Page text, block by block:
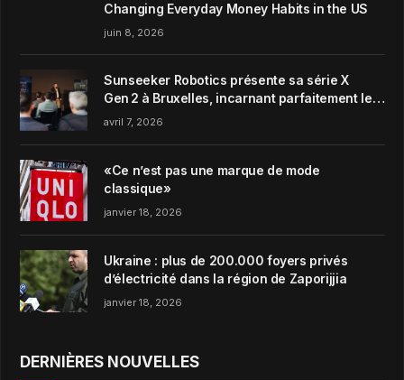
Changing Everyday Money Habits in the US
juin 8, 2026
Sunseeker Robotics présente sa série X
Gen 2 à Bruxelles, incarnant parfaitement le
concept de Garden Harmony de la marque
avril 7, 2026
«Ce n’est pas une marque de mode
classique»
janvier 18, 2026
Ukraine : plus de 200.000 foyers privés
d’électricité dans la région de Zaporijjia
janvier 18, 2026
DERNIÈRES NOUVELLES